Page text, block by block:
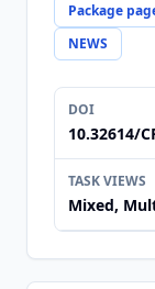
Package
NEWS
DOI
10.32614/
TASK VIEWS
Mixed,